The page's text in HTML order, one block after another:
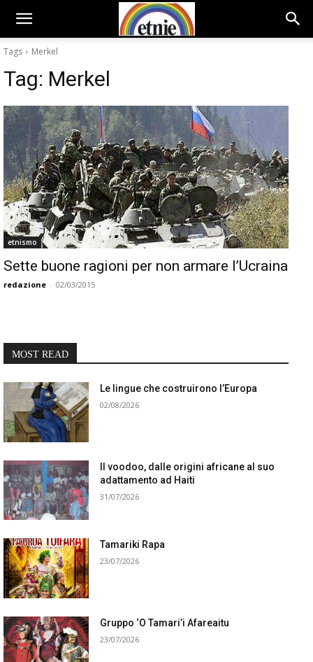
Tags Merkel
Tag: Merkel
etnismo
Sette buone ragioni per non armare l’Ucraina
redazione - 02/03/2015
MOST READ
Le lingue che costruirono l’Europa
02/08/2026
Il voodoo, dalle origini africane al suo
adattamento ad Haiti
31/07/2026
Tamariki Rapa
23/07/2026
Gruppo ‘O Tamari’i Afareaitu
23/07/2026